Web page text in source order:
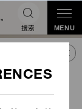
搜索 MENU